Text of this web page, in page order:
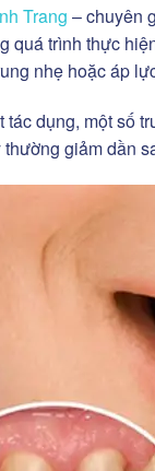
Trang – chuyên
quá trình thực
nhẹ hoặc áp
tác dụng, một số
giảm dần